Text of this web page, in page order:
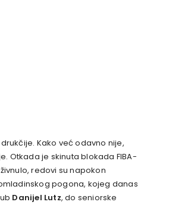
Kako već odavno nije,
Otkada je skinuta blokada FIBA-
redovi su napokon
pogona, kojeg danas
Danijel Lutz, do seniorske